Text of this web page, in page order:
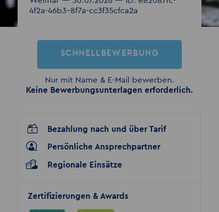
4f2a-46b3-8f7a-cc3f35cfca2a
SCHNELLBEWERBUNG
Nur mit Name & E-Mail bewerben.
Keine Bewerbungsunterlagen erforderlich.
Bezahlung nach und über Tarif
Persönliche Ansprechpartner
Regionale Einsätze
Zertifizierungen & Awards